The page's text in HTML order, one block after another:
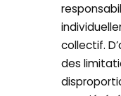
collectif.
des